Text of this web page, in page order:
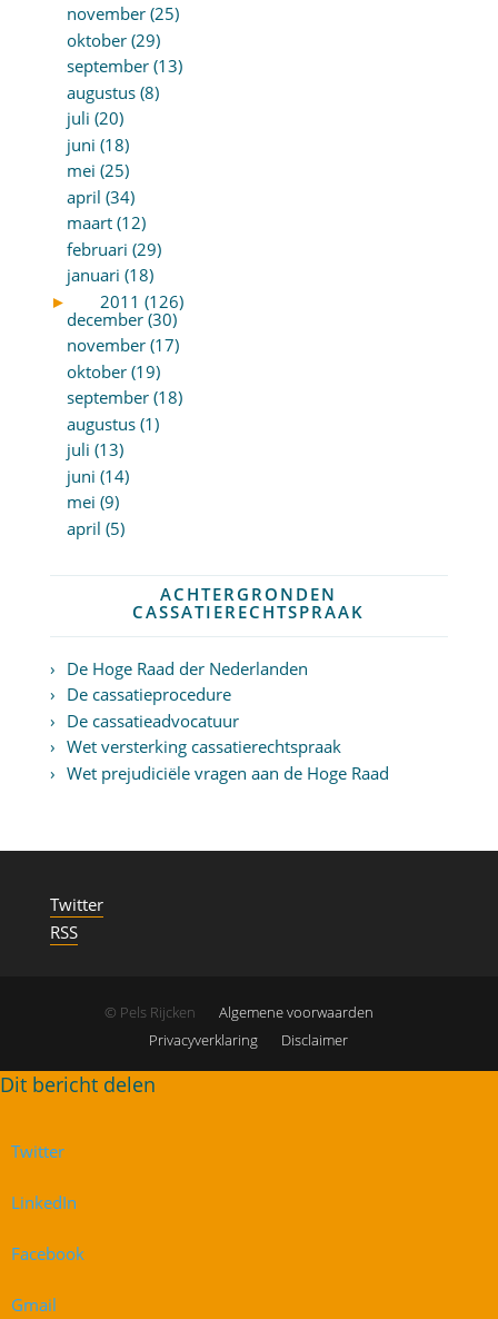
november (25)
oktober (29)
september (13)
augustus (8)
juli (20)
juni (18)
mei (25)
april (34)
maart (12)
februari (29)
januari (18)
►
2011 (126)
december (30)
november (17)
oktober (19)
september (18)
augustus (1)
juli (13)
juni (14)
mei (9)
april (5)
ACHTERGRONDEN
CASSATIERECHTSPRAAK
De Hoge Raad der Nederlanden
De cassatieprocedure
De cassatieadvocatuur
Wet versterking cassatierechtspraak
Wet prejudiciële vragen aan de Hoge Raad
Twitter
RSS
© Pels Rijcken
Algemene voorwaarden
Privacyverklaring
Disclaimer
Twitter
LinkedIn
Facebook
Gmail